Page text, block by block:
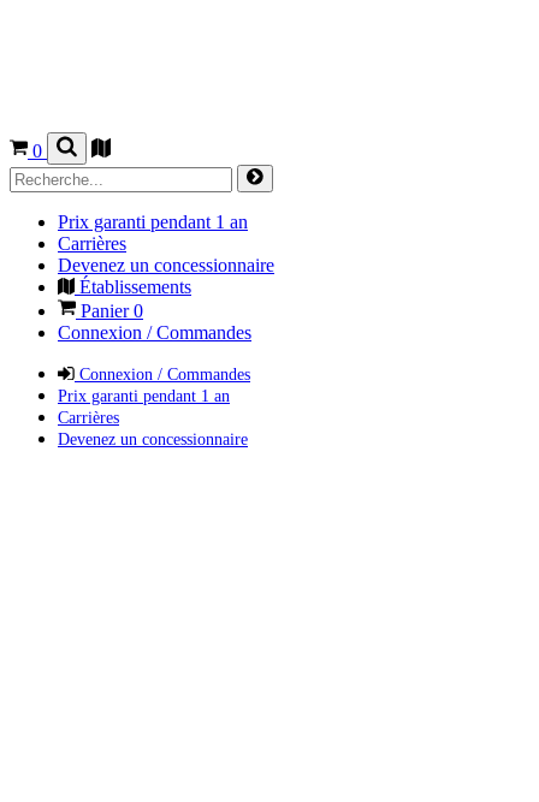
0
Prix garanti pendant 1 an
Carrières
Devenez un concessionnaire
Établissements
Panier0
Connexion / Commandes
Connexion / Commandes
Prix garanti pendant 1 an
Carrières
Devenez un concessionnaire